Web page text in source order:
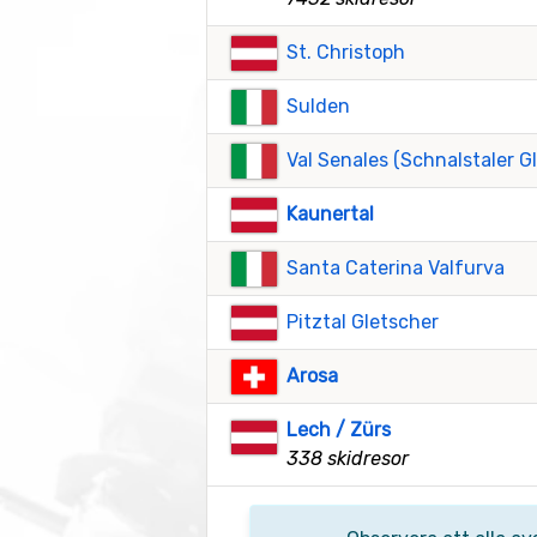
St. Christoph
Sulden
Val Senales (Schnalstaler
Kaunertal
Santa Caterina Valfurva
Pitztal Gletscher
Arosa
Lech / Zürs
338 skidresor